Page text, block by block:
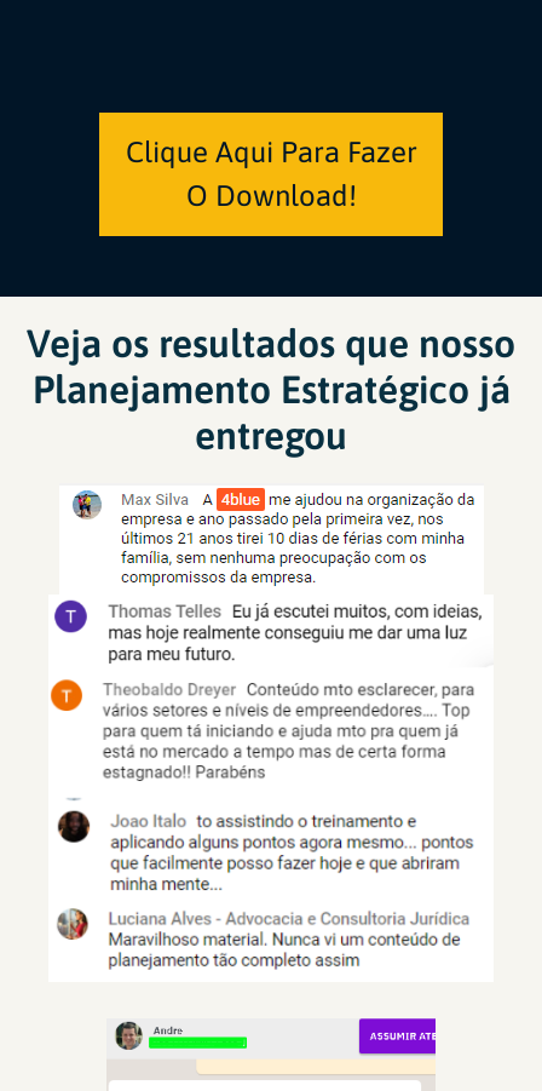
Clique Aqui Para Fazer
O Download!
Veja os resultados que nosso
Planejamento Estratégico já
entregou